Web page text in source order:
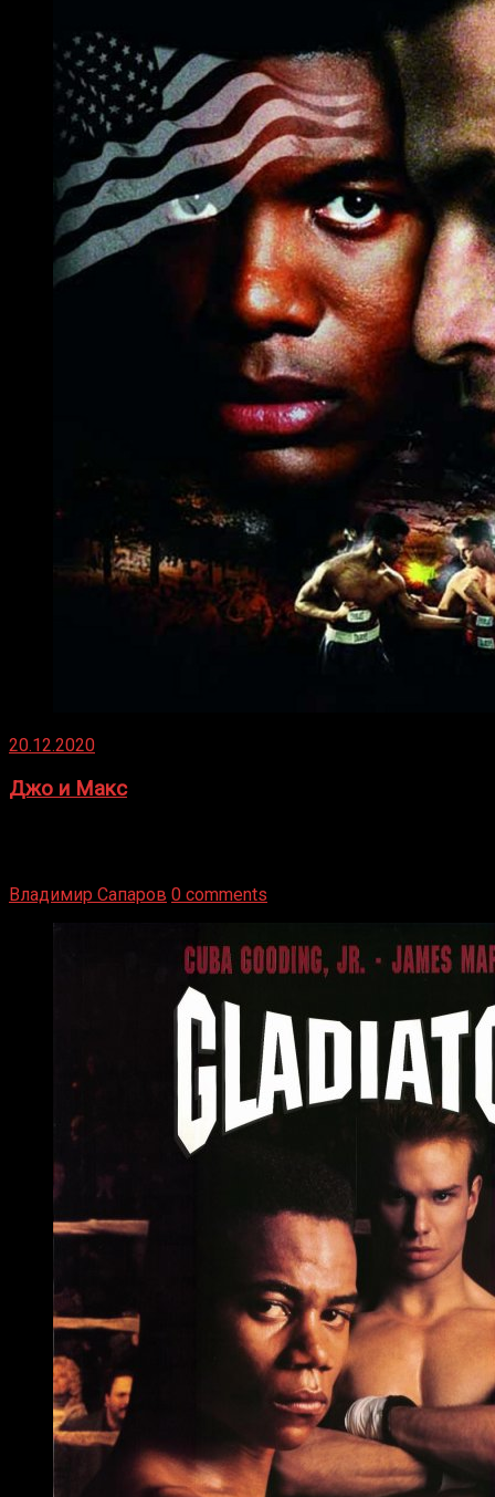
20.12.2020
Джо и Макс
Владимир Сапаров 0 comments